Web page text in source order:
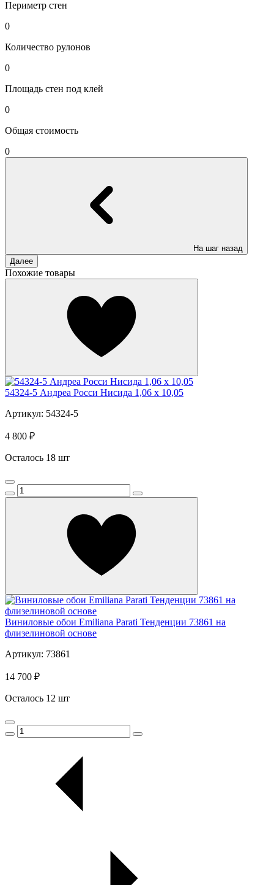
Периметр стен
0
Количество рулонов
0
Площадь стен под клей
0
Общая стоимость
0
На шаг назад
Далее
Похожие товары
54324-5 Андреа Росси Нисида 1,06 х 10,05
Артикул: 54324-5
4 800 ₽
Осталось 18 шт
Виниловые обои Emiliana Parati Тенденции 73861 на
флизелиновой основе
Артикул: 73861
14 700 ₽
Осталось 12 шт